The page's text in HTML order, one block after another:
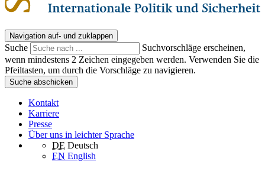
Navigation auf- und zuklappen
Suche
Suchvorschläge erscheinen,
wenn mindestens 2 Zeichen eingegeben werden. Verwenden Sie die
Pfeiltasten, um durch die Vorschläge zu navigieren.
Suche abschicken
Kontakt
Karriere
Presse
Über uns in leichter Sprache
DE Deutsch
EN English